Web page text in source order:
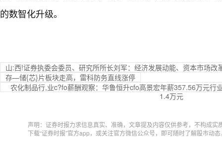
的数智化升级。
山:西!证券执委会委员、研究所所长刘军：经济发展动能、资本市场改
存—储{芯}片板块走高，雷科防务直线涨停
农化制品行,业c?fo薪酬观察：华鲁恒升cfo高景宏年薪357.56万元行
1.4万元
声明：证券时报力求信息真实、准确，文章提及内容仅供参考，不构成实
下载“证券时报”官方app，或关注官方微信公众号，即可随时了解股市动